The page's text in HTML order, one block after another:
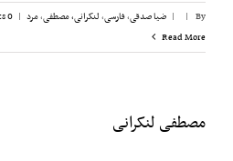
By
|
| ضیا صدقی,فارسی,لنکرانی، مصطفی,مرد |
0 Comments
Read More
مصطفی لنکرانی